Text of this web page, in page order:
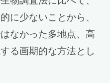
に少ないことから、
なかった多地点、高
る画期的な方法とし